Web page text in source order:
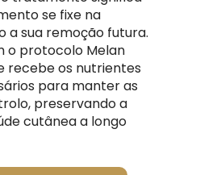
se fixe na
a sua remoção futura.
o protocolo Melan
recebe os nutrientes
para manter as
preservando a
cutânea a longo